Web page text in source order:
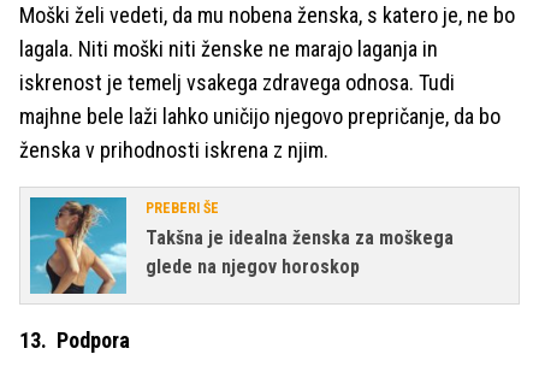
Moški želi vedeti, da mu nobena ženska, s katero je, ne bo
lagala. Niti moški niti ženske ne marajo laganja in
iskrenost je temelj vsakega zdravega odnosa. Tudi
majhne bele laži lahko uničijo njegovo prepričanje, da bo
ženska v prihodnosti iskrena z njim.
PREBERI ŠE
Takšna je idealna ženska za moškega
glede na njegov horoskop
13. Podpora